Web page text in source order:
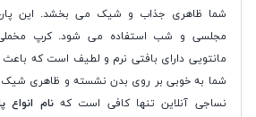
شما ظاهری جذاب و شیک می بخشد. این
مجلسی و شب استفاده می شود. کرپ
مانتویی دارای بافتی نرم و لطیف است که
شما به خوبی بر روی بدن نشسته و ظاهری شیک
نساجی آنلاین تنها کافی است کهنام انواع